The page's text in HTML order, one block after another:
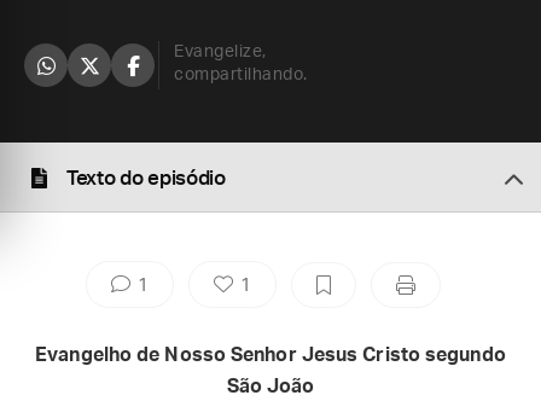
Evangelize,
compartilhando.
Texto do episódio
1 1
Evangelho de Nosso Senhor Jesus Cristo segundo
São João